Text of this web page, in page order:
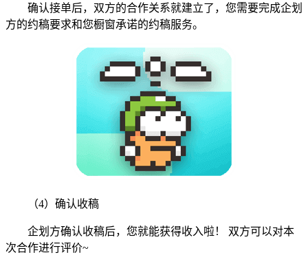
确认接单后，双方的合作关系就建立了，您需要完成企划
方的约稿要求和您橱窗承诺的约稿服务。
（4）确认收稿
企划方确认收稿后，您就能获得收入啦！ 双方可以对本
次合作进行评价~